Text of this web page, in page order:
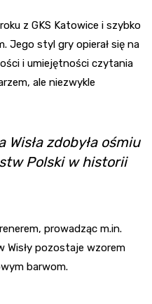
z GKS Katowice i szybko
Jego styl gry opierał się na
i umiejętności czytania
ale niezwykle
zdobyła ośmiu
Polski w historii
prowadząc m.in.
Wisły pozostaje wzorem
barwom.